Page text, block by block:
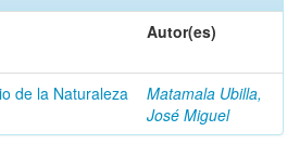
Autor(es)
de la Naturaleza
Matamala Ubilla,
José Miguel